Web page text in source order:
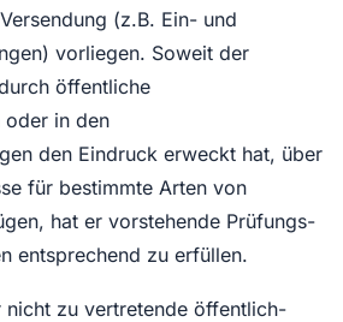
(z.B. Ein- und
vorliegen. Soweit der
öffentliche
oder in den
den Eindruck erweckt hat, über
für bestimmte Arten von
hat er vorstehende Prüfungs-
entsprechend zu erfüllen.
nicht zu vertretende öffentlich-